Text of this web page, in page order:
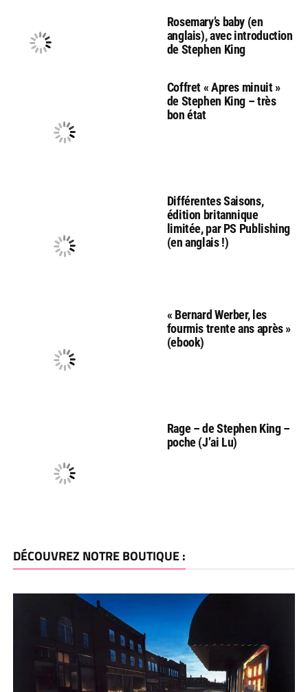
Rosemary’s baby (en
anglais), avec introduction
de Stephen King
Coffret « Apres minuit »
de Stephen King – très
bon état
Différentes Saisons,
édition britannique
limitée, par PS Publishing
(en anglais !)
« Bernard Werber, les
fourmis trente ans après »
(ebook)
Rage – de Stephen King –
poche (J’ai Lu)
DÉCOUVREZ NOTRE BOUTIQUE :